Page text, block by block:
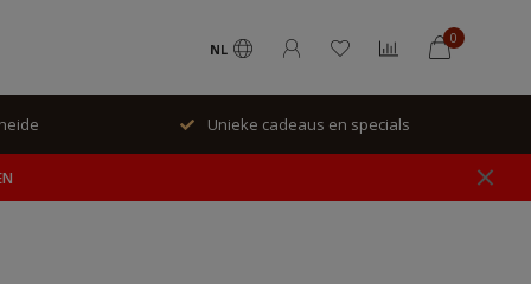
NL
0
Unieke cadeaus en specials